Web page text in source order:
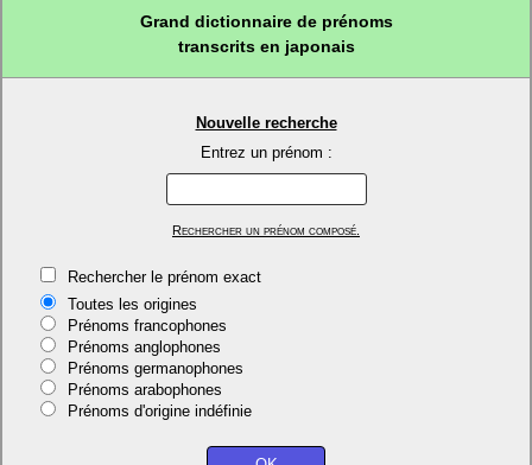
Grand dictionnaire de prénoms
transcrits en japonais
Nouvelle recherche
Entrez un prénom :
Rechercher un prénom composé.
Rechercher le prénom exact
Toutes les origines
Prénoms francophones
Prénoms anglophones
Prénoms germanophones
Prénoms arabophones
Prénoms d'origine indéfinie